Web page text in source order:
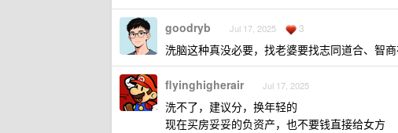
goodryb Jul 17, 2025 3
洗脑这种真没必要，找老婆要找志同道合、智
flyinghigherair Jul 17, 2025
洗不了，建议分，换年轻的
现在买房妥妥的负资产，也不要钱直接给女方